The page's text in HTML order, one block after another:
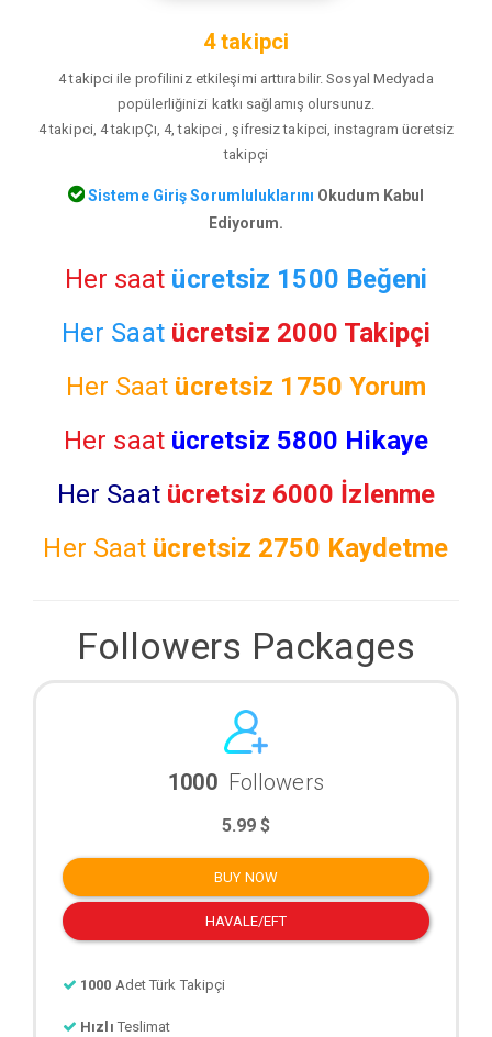
4 takipci
4 takipci ile profiliniz etkileşimi arttırabilir. Sosyal Medyada
popülerliğinizi katkı sağlamış olursunuz.
4 takipci, 4 takıpÇı, 4, takipci , şifresiz takipci, instagram ücretsiz
takipçi
Sisteme Giriş Sorumluluklarını Okudum Kabul
Ediyorum.
Her saat ücretsiz 1500 Beğeni
Her Saat ücretsiz 2000 Takipçi
Her Saat ücretsiz 1750 Yorum
Her saat ücretsiz 5800 Hikaye
Her Saat ücretsiz 6000 İzlenme
Her Saat ücretsiz 2750 Kaydetme
Followers Packages
1000 Followers
5.99 $
BUY NOW
HAVALE/EFT
1000 Adet Türk Takipçi
Hızlı Teslimat